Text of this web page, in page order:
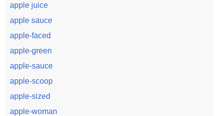
apple juice
apple sauce
apple-faced
apple-green
apple-sauce
apple-scoop
apple-sized
apple-woman